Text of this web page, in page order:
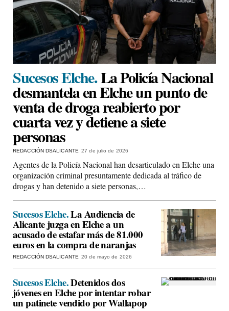
Sucesos Elche.La Policía Nacional
desmantela en Elche un punto de
venta de droga reabierto por
cuarta vez y detiene a siete
personas
REDACCIÓN DSALICANTE 27 de julio de 2026
Agentes de la Policía Nacional han desarticulado en Elche una
organización criminal presuntamente dedicada al tráfico de
drogas y han detenido a siete personas,…
Sucesos Elche.La Audiencia de
Alicante juzga en Elche a un
acusado de estafar más de 81.000
euros en la compra de naranjas
REDACCIÓN DSALICANTE 20 de mayo de 2026
Sucesos Elche.Detenidos dos
jóvenes en Elche por intentar robar
un patinete vendido por Wallapop